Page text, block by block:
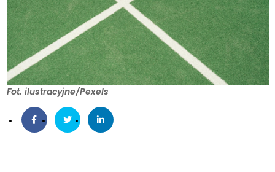
Fot. ilustracyjne/Pexels